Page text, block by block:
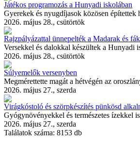
Játékos programozás a Hunyadi iskolában
Gyerekek és nyugdíjasok közösen építettek
2026. május 28., csütörtök
Rajzpályázattal ünnepelték a Madarak és
Versekkel és dalokkal készültek a Hunyadi
2026. május 28., csütörtök
Súlyemelők versenyben
Megmérettette magát a hétvégén az
2026. május 27., szerda
Virágkóstoló és szörpkészítés pünkösd
Gyógynövényekkel és természetes ízekkel
2026. május 27., szerda
Találatok száma: 8153 db